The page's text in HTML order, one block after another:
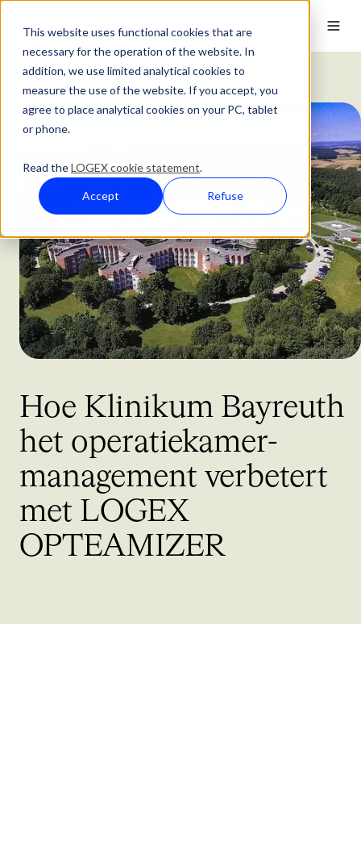
This website uses functional cookies that are
necessary for the operation of the website. In
addition, we use limited analytical cookies to
measure the use of the website. If you accept, you
agree to place analytical cookies on your PC, tablet
or phone.
Read theLOGEX cookie statement.
Accept Refuse
Klantverhalen Klinikum Bayreuth
Hoe Klinikum Bayreuth
het operatiekamer-
management verbetert
met LOGEX
OPTEAMIZER